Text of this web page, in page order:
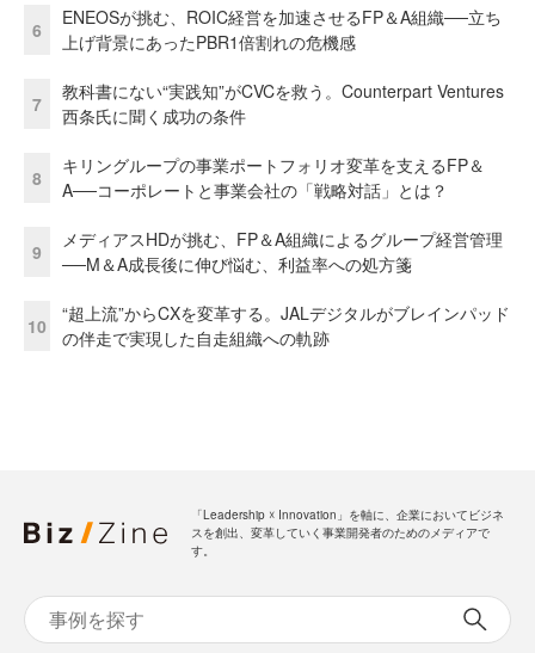
6
ENEOSが挑む、ROIC経営を加速させるFP＆A組織──立ち
上げ背景にあったPBR1倍割れの危機感
7
教科書にない“実践知”がCVCを救う。Counterpart Ventures
西条氏に聞く成功の条件
8
キリングループの事業ポートフォリオ変革を支えるFP＆
A──コーポレートと事業会社の「戦略対話」とは？
9
メディアスHDが挑む、FP＆A組織によるグループ経営管理
──M＆A成長後に伸び悩む、利益率への処方箋
10
“超上流”からCXを変革する。JALデジタルがブレインパッド
の伴走で実現した自走組織への軌跡
「Leadership ☓ Innovation」を軸に、企業においてビジネ
スを創出、変革していく事業開発者のためのメディアで
す。